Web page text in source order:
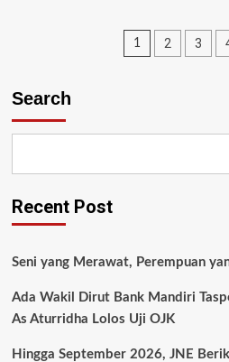
1 2 3
Search
Recent Post
Seni yang Merawat, Perempuan
Ada Wakil Dirut Bank Mandiri
As Aturridha Lolos Uji OJK
Hingga September 2026, JNE